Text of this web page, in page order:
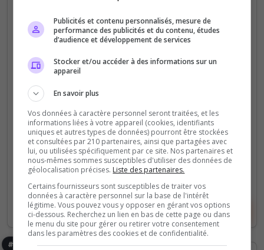
Semi-RP Vanilla
[FR] Essential Life | Altis Life | 50K
START
🚀 Essential Life revient ! Un serveur comme à
l'époque ! Par les joueurs, Pour les joueurs !
211
votes
2 542
clics
(4)
6/100Joueurs
Voir le serveur Voter
#9
Publicités et contenu personnalisés, mesure de
performance des publicités et du contenu, études
d’audience et développement de services
Stocker et/ou accéder à des informations sur un
appareil
En savoir plus
Vos données à caractère personnel seront traitées, et les
informations liées à votre appareil (cookies, identifiants
uniques et autres types de données) pourront être stockées
et consultées par 210 partenaires, ainsi que partagées avec
lui, ou utilisées spécifiquement par ce site. Nos partenaires et
nous-mêmes sommes susceptibles d'utiliser des données de
géolocalisation précises. Liste des partenaires.
Certains fournisseurs sont susceptibles de traiter vos
données à caractère personnel sur la base de l'intérêt
légitime. Vous pouvez vous y opposer en gérant vos options
ci-dessous. Recherchez un lien en bas de cette page ou dans
le menu du site pour gérer ou retirer votre consentement
dans les paramètres des cookies et de confidentialité.